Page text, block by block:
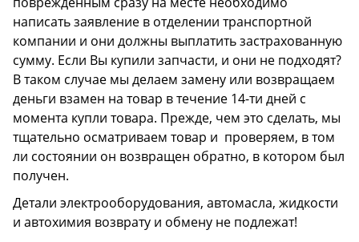
написать заявление в отделении транспортной
компании и они должны выплатить застрахованную
сумму. Если Вы купили запчасти, и они не подходят?
В таком случае мы делаем замену или возвращаем
деньги взамен на товар в течение 14-ти дней с
момента купли товара. Прежде, чем это сделать, мы
тщательно осматриваем товар и проверяем, в том
ли состоянии он возвращен обратно, в котором был
получен.
Детали электрооборудования, автомасла, жидкости
и автохимия возврату и обмену не подлежат!